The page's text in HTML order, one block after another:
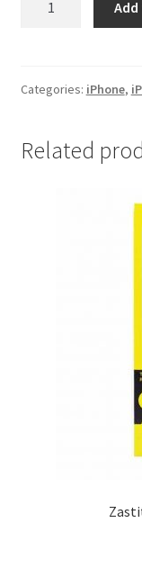
Lila
Categories: iPhone,
Related